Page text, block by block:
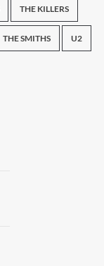
THE KILLERS
THE SMITHS U2